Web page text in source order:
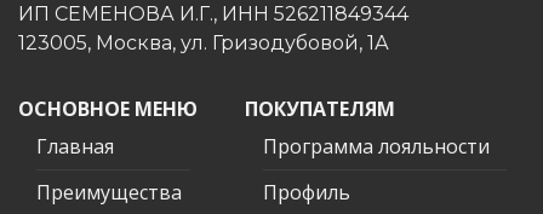
ИП СЕМЕНОВА И.Г., ИНН 526211849344
123005, Москва, ул. Гризодубовой, 1А
ОСНОВНОЕ МЕНЮ
Главная
Преимущества
ПОКУПАТЕЛЯМ
Программа лояльности
Профиль